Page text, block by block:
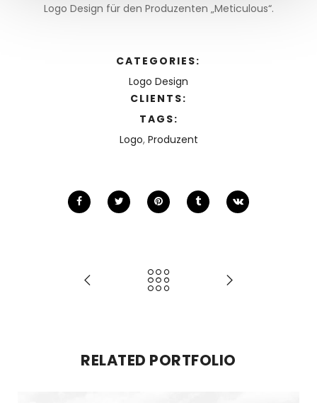
Logo Design für den Produzenten „Meticulous“.
CATEGORIES:
Logo Design
CLIENTS:
TAGS:
Logo, Produzent
RELATED PORTFOLIO